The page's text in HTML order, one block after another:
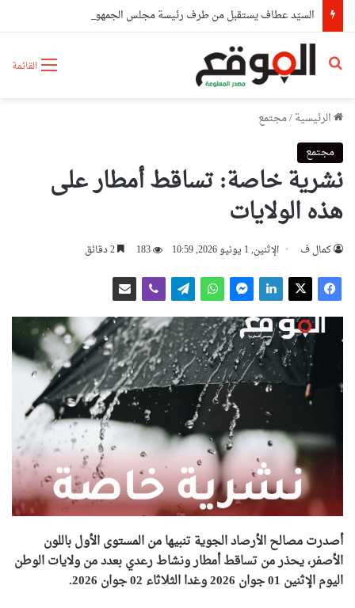
القائمة بحث عن
الرئيسية/مجتمع
مجتمع
نشرية خاصة: تساقط أمطار على
هذه الولايات
كمال ف الإثنين, 1 يونيو 2026, 10:59 183
أصدرت مصالح الأرصاد الجوية تنبيها من المستوى الأول باللون
الأصفر، يحذر من تساقط أمطار ونشاط رعدي بعدد من ولايات الوطن
اليوم الإثنين 01 جوان 2026 وغدا الثلاثاء 02 جوان 2026.